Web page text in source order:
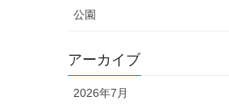
公園
アーカイブ
2026年7月